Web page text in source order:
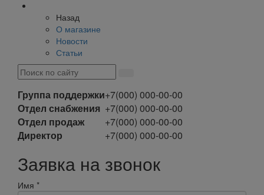
Назад
О магазине
Новости
Статьи
Группа поддержки+7(000) 000-00-00
Отдел снабжения +7(000) 000-00-00
Отдел продаж
+7(000) 000-00-00
Директор
+7(000) 000-00-00
Заявка на звонок
Имя *